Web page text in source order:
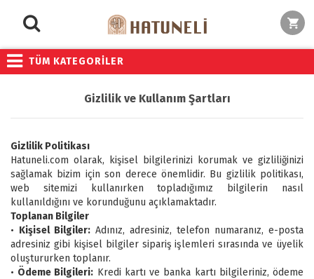
TÜM KATEGORİLER
Gizlilik ve Kullanım Şartları
Gizlilik Politikası
Hatuneli.com olarak, kişisel bilgilerinizi korumak ve gizliliğinizi
sağlamak bizim için son derece önemlidir. Bu gizlilik politikası,
web sitemizi kullanırken topladığımız bilgilerin nasıl
kullanıldığını ve korunduğunu açıklamaktadır.
Toplanan Bilgiler
• Kişisel Bilgiler: Adınız, adresiniz, telefon numaranız, e-posta
adresiniz gibi kişisel bilgiler sipariş işlemleri sırasında ve üyelik
oluştururken toplanır.
• Ödeme Bilgileri: Kredi kartı ve banka kartı bilgileriniz, ödeme